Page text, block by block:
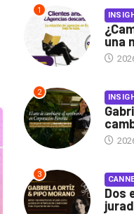
1
una
2
3
Dos